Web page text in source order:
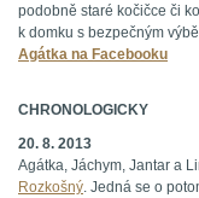
podobně staré kočičce či
k domku s bezpečným
Agátka na Facebooku
CHRONOLOGICKY
20. 8. 2013
Agátka, Jáchym, Jantar a
Rozkošný. Jedná se o